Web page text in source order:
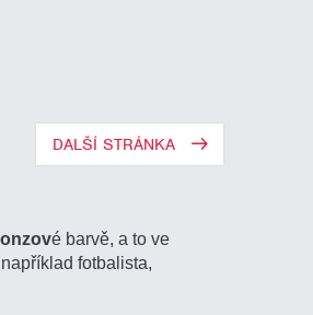
DALŠÍ STRÁNKA
é barvě, a to ve
fotbalista,